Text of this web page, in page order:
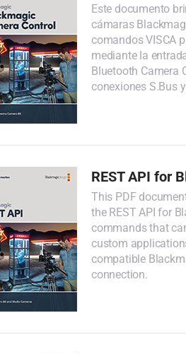
Este documento
cámaras
comandos VISCA
mediante la
Bluetooth Camera
conexiones S.Bus
REST API for
This PDF
the REST API for
commands that
custom
compatible
connection.